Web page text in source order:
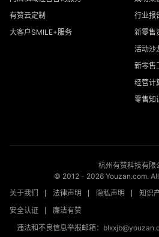
有赞云定制
大客户SMILE+服务
行业报
新零售
活动沙
新零售
经营计
零售知
杭州有赞科技有限
© 2012 - 2026Youzan.com.
关于我们
法律声明 隐私声明 知识
安全认证
廉洁有赞
违法和不良信息举报邮箱：